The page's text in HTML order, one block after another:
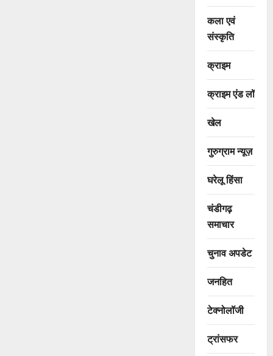
कला एवं
संस्कृति
क्राइम
क्राइम एंड लॉ
खेल
गुरुग्राम न्यूज़
घरेलू हिंसा
चंडीगढ़
समाचार
चुनाव अपडेट
जनहित
टेक्नोलॉजी
ट्रांसफर